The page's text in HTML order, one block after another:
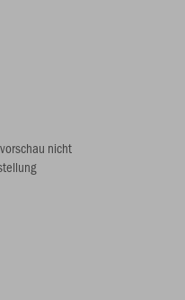
nicht